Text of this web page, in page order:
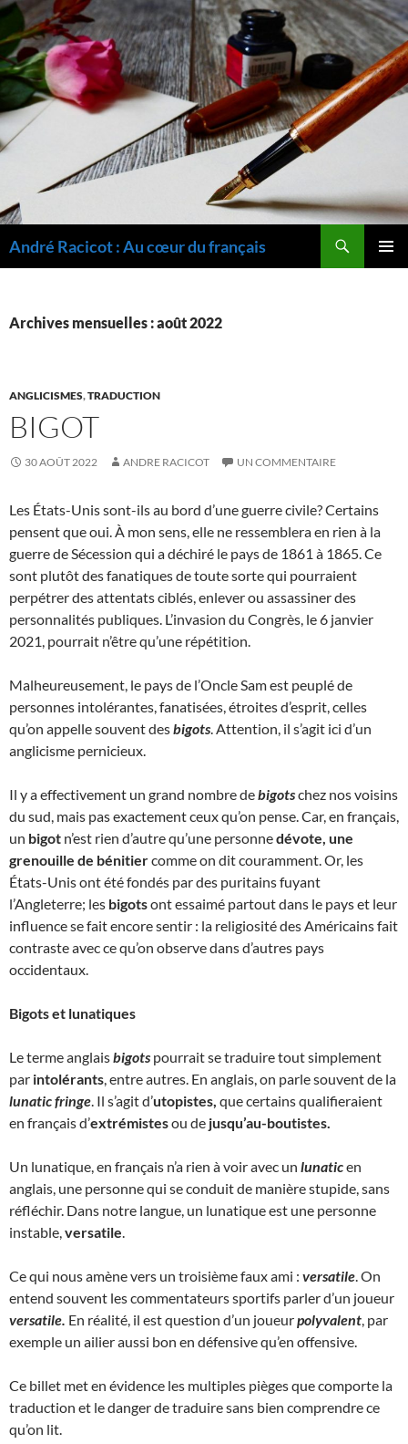
André Racicot : Au cœur du français
Archives mensuelles : août 2022
ANGLICISMES,TRADUCTION
BIGOT
30 AOÛT 2022 ANDRE RACICOT UN COMMENTAIRE
Les États-Unis sont-ils au bord d’une guerre civile? Certains
pensent que oui. À mon sens, elle ne ressemblera en rien à la
guerre de Sécession qui a déchiré le pays de 1861 à 1865. Ce
sont plutôt des fanatiques de toute sorte qui pourraient
perpétrer des attentats ciblés, enlever ou assassiner des
personnalités publiques. L’invasion du Congrès, le 6 janvier
2021, pourrait n’être qu’une répétition.
Malheureusement, le pays de l’Oncle Sam est peuplé de
personnes intolérantes, fanatisées, étroites d’esprit, celles
qu’on appelle souvent desbigots. Attention, il s’agit ici d’un
anglicisme pernicieux.
Il y a effectivement un grand nombre debigotschez nos voisins
du sud, mais pas exactement ceux qu’on pense. Car, en français,
un bigot n’est rien d’autre qu’une personnedévote, une
grenouille de bénitiercomme on dit couramment. Or, les
États-Unis ont été fondés par des puritains fuyant
l’Angleterre; les bigotsont essaimé partout dans le pays et leur
influence se fait encore sentir : la religiosité des Américains fait
contraste avec ce qu’on observe dans d’autres pays
occidentaux.
Bigots et lunatiques
Le terme anglaisbigots pourrait se traduire tout simplement
par intolérants, entre autres. En anglais, on parle souvent de la
lunatic fringe. Il s’agit d’utopistes, que certains qualifieraient
en français d’extrémistesou de jusqu’au-boutistes.
Un lunatique, en français n’a rien à voir avec un lunaticen
anglais, une personne qui se conduit de manière stupide, sans
réfléchir. Dans notre langue, un lunatique est une personne
instable,versatile.
Ce qui nous amène vers un troisième faux ami : versatile. On
entend souvent les commentateurs sportifs parler d’un joueur
versatile. En réalité, il est question d’un joueurpolyvalent, par
exemple un ailier aussi bon en défensive qu’en offensive.
Ce billet met en évidence les multiples pièges que comporte la
traduction et le danger de traduire sans bien comprendre ce
qu’on lit.